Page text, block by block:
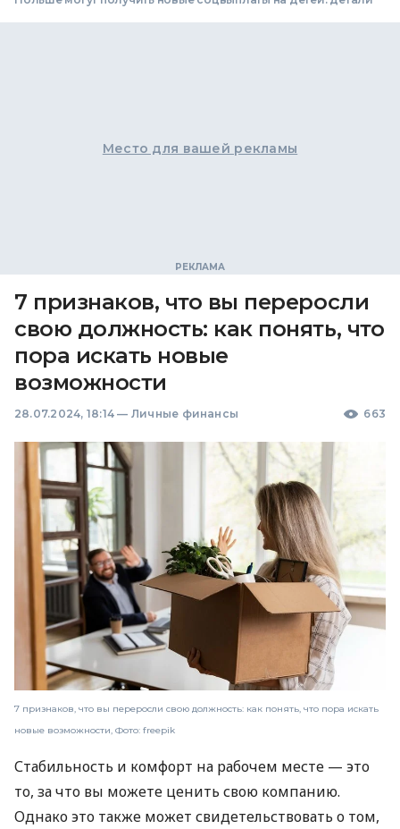
Место для вашей рекламы
7 признаков, что вы переросли
свою должность: как понять, что
пора искать новые
возможности
28.07.2024, 18:14 — Личные финансы 663
7 признаков, что вы переросли свою должность: как понять, что пора искать
новые возможности, Фото: freepik
Стабильность и комфорт на рабочем месте — это
то, за что вы можете ценить свою компанию.
Однако это также может свидетельствовать о том,